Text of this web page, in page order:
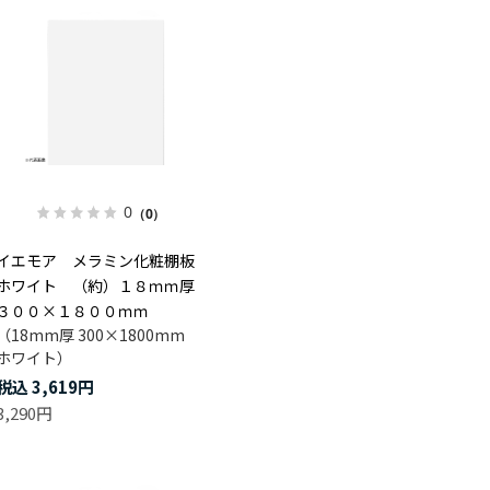
0（0）
エモア メラミン化粧棚板
ワイト （約）１８ｍｍ厚
００×１８００ｍｍ
18mm厚 300×1800mm
ワイト）
3,619円
円